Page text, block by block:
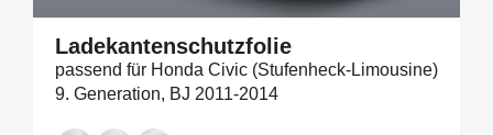
Ladekantenschutzfolie
passend für Honda Civic (Stufenheck-Limousine)
9. Generation, BJ 2011-2014